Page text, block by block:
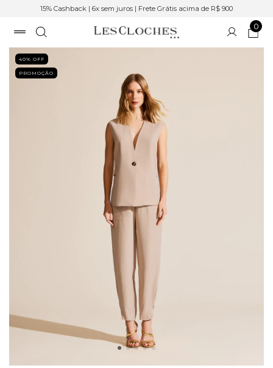
15% Cashback | 6x sem juros | Frete Grátis acima de R$ 900
0
40% OFF
PROMOÇÃO